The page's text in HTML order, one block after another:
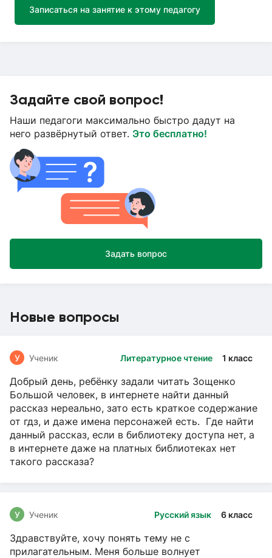
Записаться на занятие к этому педагогу
Задайте свой вопрос!
Наши педагоги максимально быстро дадут на
него развёрнутый ответ. Это бесплатно!
Задать вопрос
Новые вопросы
Литературное чтение 1 класс
У Ученик
Добрый день, ребёнку задали читать Зощенко
Большой человек, в интернете найти данный
рассказ нереально, зато есть краткое содержание
от гдз, и даже имена персонажей есть. Где найти
данный рассказ, если в библиотеку доступа нет, а
в интернете даже на платных библиотеках нет
такого рассказа?
Русский язык 6 класс
У Ученик
Здравствуйте, хочу понять тему не с
прилагательным. Меня больше волнует